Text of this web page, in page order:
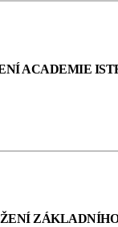
ACADEMIE